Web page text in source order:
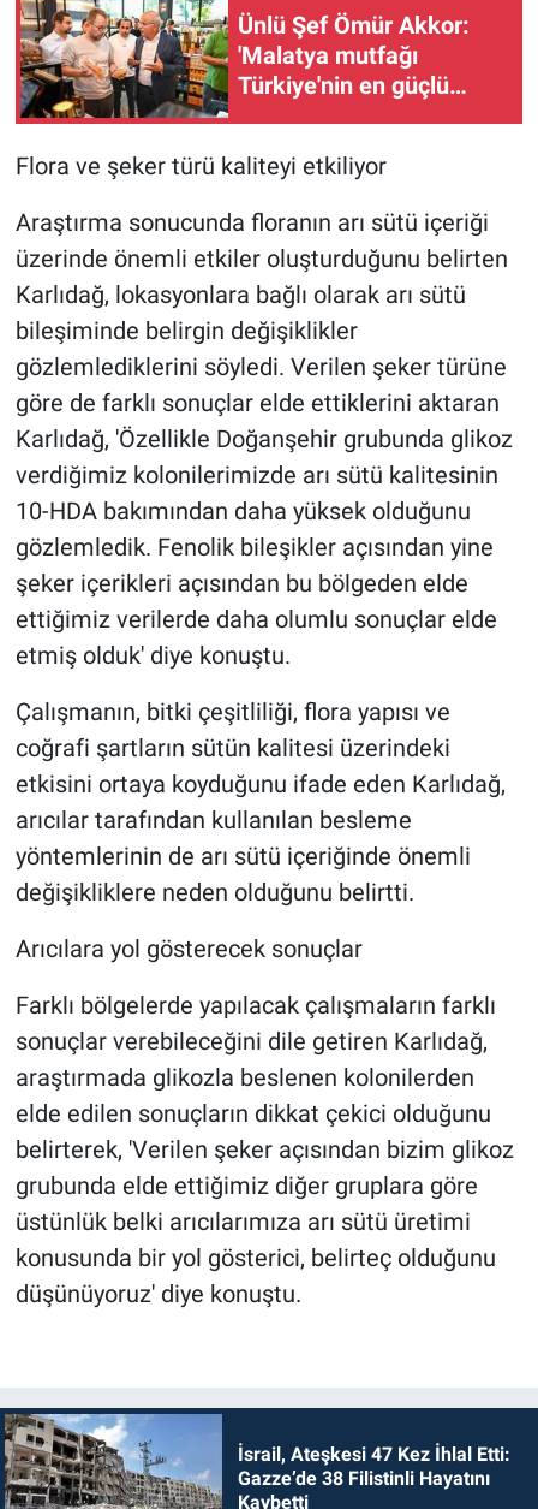
Ünlü Şef Ömür Akkor:
'Malatya mutfağı
Türkiye'nin en güçlü
Flora ve şeker türü kaliteyi etkiliyor
Araştırma sonucunda floranın arı sütü içeriği
üzerinde önemli etkiler oluşturduğunu belirten
Karlıdağ, lokasyonlara bağlı olarak arı sütü
bileşiminde belirgin değişiklikler
gözlemlediklerini söyledi. Verilen şeker türüne
göre de farklı sonuçlar elde ettiklerini aktaran
Karlıdağ, 'Özellikle Doğanşehir grubunda glikoz
verdiğimiz kolonilerimizde arı sütü kalitesinin
10-HDA bakımından daha yüksek olduğunu
gözlemledik. Fenolik bileşikler açısından yine
şeker içerikleri açısından bu bölgeden elde
ettiğimiz verilerde daha olumlu sonuçlar elde
etmiş olduk' diye konuştu.
Çalışmanın, bitki çeşitliliği, flora yapısı ve
coğrafi şartların sütün kalitesi üzerindeki
etkisini ortaya koyduğunu ifade eden Karlıdağ,
arıcılar tarafından kullanılan besleme
yöntemlerinin de arı sütü içeriğinde önemli
değişikliklere neden olduğunu belirtti.
Arıcılara yol gösterecek sonuçlar
Farklı bölgelerde yapılacak çalışmaların farklı
sonuçlar verebileceğini dile getiren Karlıdağ,
araştırmada glikozla beslenen kolonilerden
elde edilen sonuçların dikkat çekici olduğunu
belirterek, 'Verilen şeker açısından bizim glikoz
grubunda elde ettiğimiz diğer gruplara göre
üstünlük belki arıcılarımıza arı sütü üretimi
konusunda bir yol gösterici, belirteç olduğunu
düşünüyoruz' diye konuştu.
İsrail, Ateşkesi 47 Kez İhlal Etti:
Gazze’de 38 Filistinli Hayatını
Kaybetti